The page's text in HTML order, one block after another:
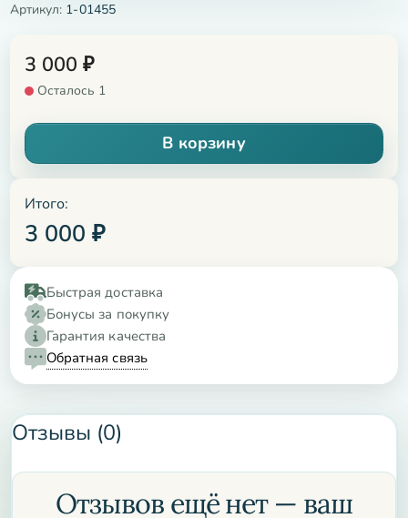
Артикул: 1-01455
3 000 ₽
Осталось 1
В корзину
Итого:
3 000 ₽
Быстрая доставка
Бонусы за покупку
Гарантия качества
Обратная связь
Отзывы (0)
Отзывов ещё нет — ваш